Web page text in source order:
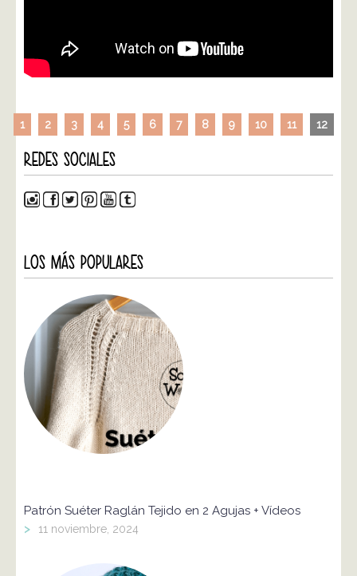
1 2 3 4 5 6 7 8 9 10 11 12
REDES SOCIALES
LOS MÁS POPULARES
Patrón Suéter Raglán Tejido en 2 Agujas + Vídeos
> 11 noviembre, 2024